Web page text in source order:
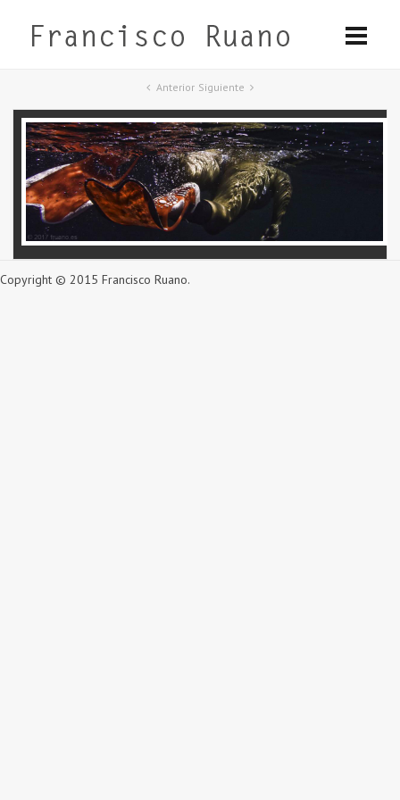
Anterior Siguiente
Copyright © 2015 Francisco Ruano.